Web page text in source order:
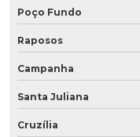
Poço Fundo
Raposos
Campanha
Santa Juliana
Cruzília